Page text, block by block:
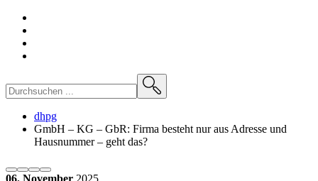
dhpg
GmbH – KG – GbR: Firma besteht nur aus Adresse und
Hausnummer – geht das?
06. November 2025